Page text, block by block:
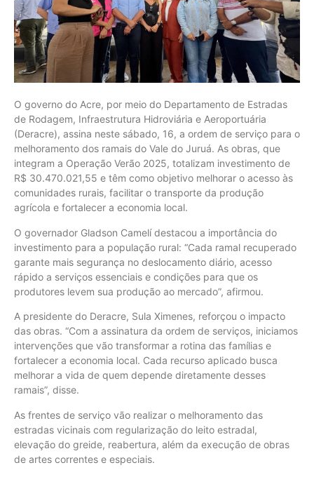
O governo do Acre, por meio do Departamento de Estradas
de Rodagem, Infraestrutura Hidroviária e Aeroportuária
(Deracre), assina neste sábado, 16, a ordem de serviço para o
melhoramento dos ramais do Vale do Juruá. As obras, que
integram a Operação Verão 2025, totalizam investimento de
R$ 30.470.021,55 e têm como objetivo melhorar o acesso às
comunidades rurais, facilitar o transporte da produção
agrícola e fortalecer a economia local.
O governador Gladson Camelí destacou a importância do
investimento para a população rural: “Cada ramal recuperado
garante mais segurança no deslocamento diário, acesso
rápido a serviços essenciais e condições para que os
produtores levem sua produção ao mercado”, afirmou.
A presidente do Deracre, Sula Ximenes, reforçou o impacto
das obras. “Com a assinatura da ordem de serviços, iniciamos
intervenções que vão transformar a rotina das famílias e
fortalecer a economia local. Cada recurso aplicado busca
melhorar a vida de quem depende diretamente desses
ramais”, disse.
As frentes de serviço vão realizar o melhoramento das
estradas vicinais com regularização do leito estradal,
elevação do greide, reabertura, além da execução de obras
de artes correntes e especiais.